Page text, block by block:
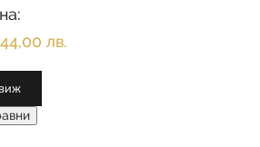
свързване вашите
се наслаждават на
удобство с
лв.
виж